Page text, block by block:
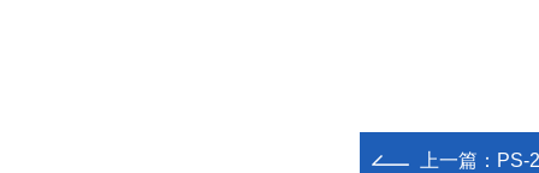
上一篇： PS-